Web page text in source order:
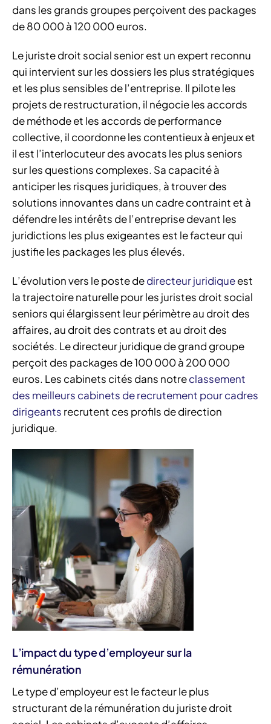
dans les grands groupes perçoivent des packages
de 80 000 à 120 000 euros.
Le juriste droit social senior est un expert reconnu
qui intervient sur les dossiers les plus stratégiques
et les plus sensibles de l’entreprise. Il pilote les
projets de restructuration, il négocie les accords
de méthode et les accords de performance
collective, il coordonne les contentieux à enjeux et
il est l’interlocuteur des avocats les plus seniors
sur les questions complexes. Sa capacité à
anticiper les risques juridiques, à trouver des
solutions innovantes dans un cadre contraint et à
défendre les intérêts de l’entreprise devant les
juridictions les plus exigeantes est le facteur qui
justifie les packages les plus élevés.
L’évolution vers le poste dedirecteur juridiqueest
la trajectoire naturelle pour les juristes droit social
seniors qui élargissent leur périmètre au droit des
affaires, au droit des contrats et au droit des
sociétés. Le directeur juridique de grand groupe
perçoit des packages de 100 000 à 200 000
euros. Les cabinets cités dans notreclassement
des meilleurs cabinets de recrutement pour cadres
dirigeants recrutent ces profils de direction
juridique.
L’impact du type d’employeur sur la
rémunération
Le type d’employeur est le facteur le plus
structurant de la rémunération du juriste droit